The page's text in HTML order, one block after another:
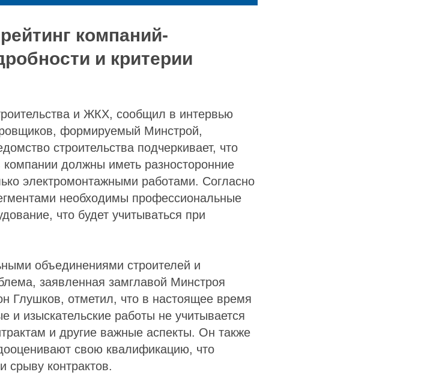
компаний-
и критерии
и ЖКХ, сообщил в интервью
формируемый Минстрой,
строительства подчеркивает, что
должны иметь разносторонние
электромонтажными работами. Согласно
необходимы профессиональные
что будет учитываться при
объединениями строителей и
заявленная замглавой Минстроя
Глушков, отметил, что в настоящее время
и изыскательские работы не учитывается
и другие важные аспекты. Он также
свою квалификацию, что
срыву контрактов.